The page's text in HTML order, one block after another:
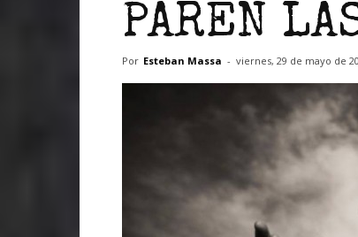
PAREN
Por Esteban Massa - viernes, 29 de mayo de